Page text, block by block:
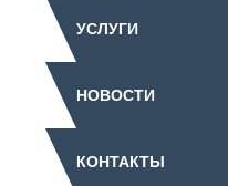
УСЛУГИ
НОВОСТИ
КОНТАКТЫ